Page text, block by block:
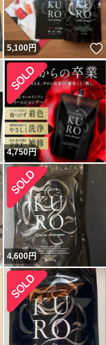
いいね！
5,100円
4,750円
4,600円